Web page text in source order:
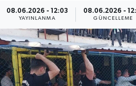
08.06.2026 - 12:03
YAYINLANMA
08.06.2026 -
GÜNCELLEME
ÇEVRE
Dış Haberler
Dünya